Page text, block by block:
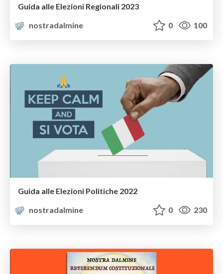
Guida alle Elezioni Regionali 2023
nostradalmine
0 100
Guida alle Elezioni Politiche 2022
nostradalmine
0 230